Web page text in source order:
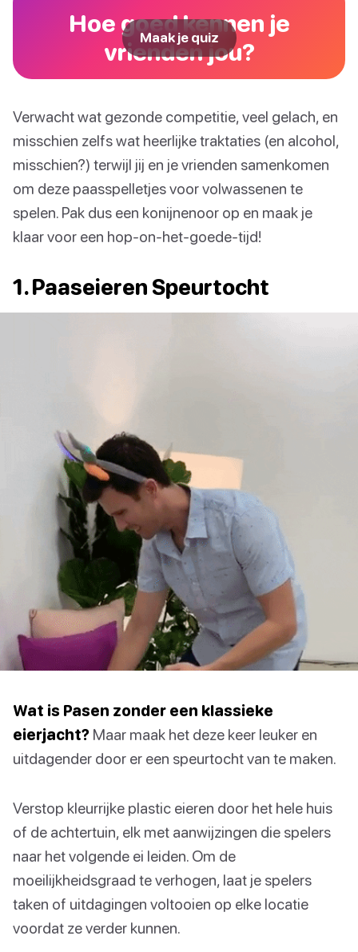
Hoe goed kennen je
vrienden jou?
Maak je quiz
Verwacht wat gezonde competitie, veel gelach, en
misschien zelfs wat heerlijke traktaties (en alcohol,
misschien?) terwijl jij en je vrienden samenkomen
om deze paasspelletjes voor volwassenen te
spelen. Pak dus een konijnenoor op en maak je
klaar voor een hop-on-het-goede-tijd!
1. Paaseieren Speurtocht
Wat is Pasen zonder een klassieke
eierjacht? Maar maak het deze keer leuker en
uitdagender door er een speurtocht van te maken.
Verstop kleurrijke plastic eieren door het hele huis
of de achtertuin, elk met aanwijzingen die spelers
naar het volgende ei leiden. Om de
moeilijkheidsgraad te verhogen, laat je spelers
taken of uitdagingen voltooien op elke locatie
voordat ze verder kunnen.